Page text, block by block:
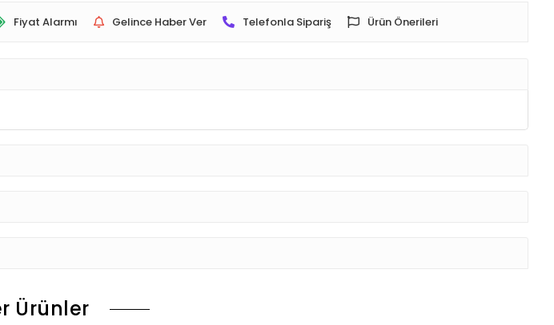
Fiyat Alarmı Gelince Haber Ver Telefonla Sipariş Ürün Önerileri
Ürünler